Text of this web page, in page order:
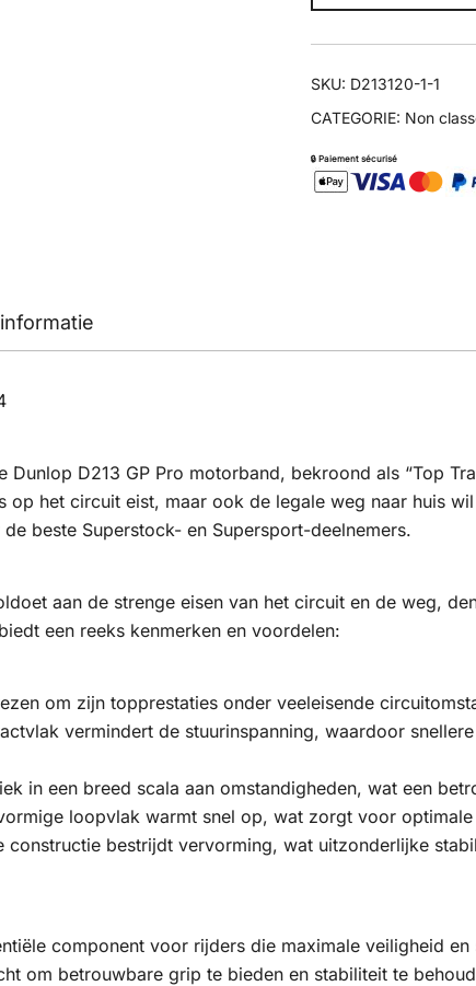
PRO
200/
aantal
SKU: D213120-1-1
CATEGORIE: Non
🔒 Paiement sécurisé
D213 GP Pro motorband, bekroond als “Top
het circuit eist, maar ook de legale weg naar huis
beste Superstock- en Supersport-deelnemers.
aan de strenge eisen van het circuit en de weg,
een reeks kenmerken en voordelen:
om zijn topprestaties onder veeleisende
vermindert de stuurinspanning, waardoor
in een breed scala aan omstandigheden, wat een
loopvlak warmt snel op, wat zorgt voor
constructie bestrijdt vervorming, wat uitzonderlijke
component voor rijders die maximale veiligheid
om betrouwbare grip te bieden en stabiliteit te